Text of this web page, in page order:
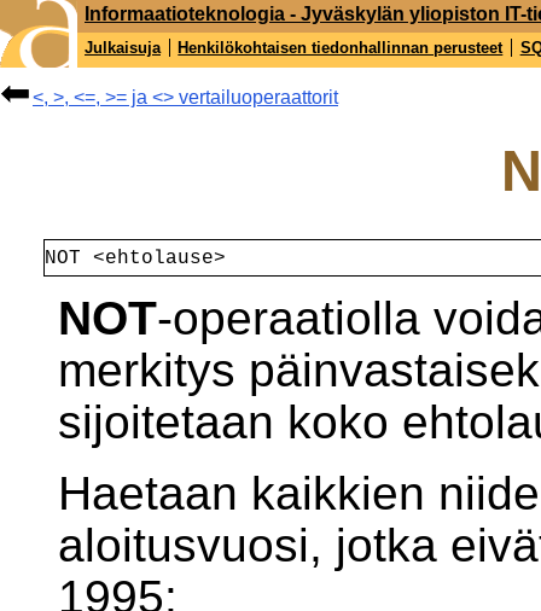
NOT <ehtolause>
NOT-operaatiolla
merkitys
sijoitetaan koko
Haetaan kaikkien
aloitusvuosi, jotka
1995:
<, >, <=, >= ja <> vertailuoperaattorit
Informaatioteknologia - Jyväskylän yliopiston IT-
Julkaisuja Henkilökohtaisen tiedonhallinnan perusteet